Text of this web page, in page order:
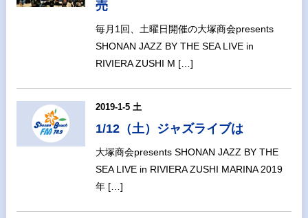
売
毎月1回、土曜日開催の大塚商会presents
SHONAN JAZZ BY THE SEA LIVE in
RIVIERA ZUSHI M […]
2019-1-5 土
1/12（土）ジャズライブは
大塚商会presents SHONAN JAZZ BY THE
SEA LIVE in RIVIERA ZUSHI MARINA 2019
年 […]